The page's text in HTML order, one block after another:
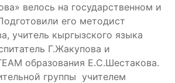
велось на государственном и
его методист
учитель кыргызского языка
Г.Жакупова и
образования Е.С.Шестакова.
группы учителем